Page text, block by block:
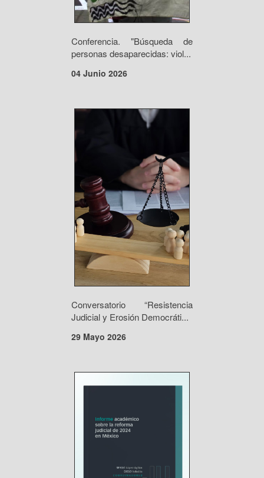
Conferencia. "Búsqueda de
personas desaparecidas: viol...
04 Junio 2026
Conversatorio “Resistencia
Judicial y Erosión Democráti...
29 Mayo 2026